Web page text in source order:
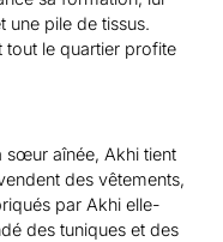
une pile de tissus.
tout le quartier profite
sœur aînée, Akhi tient
des vêtements,
par Akhi elle-
des tuniques et des